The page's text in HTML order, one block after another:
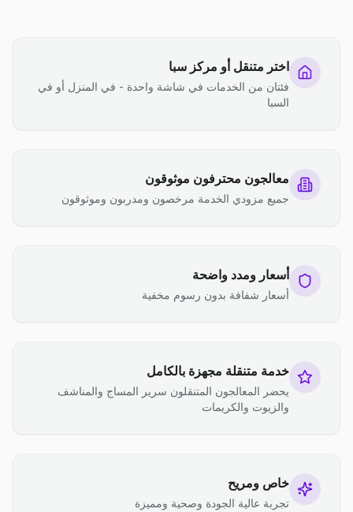
اختر متنقل أو مركز سبا
فئتان من الخدمات في شاشة واحدة - في المنزل أو في
السبا
معالجون محترفون موثوقون
جميع مزودي الخدمة مرخصون ومدربون وموثوقون
أسعار ومدد واضحة
أسعار شفافة بدون رسوم مخفية
خدمة متنقلة مجهزة بالكامل
يحضر المعالجون المتنقلون سرير المساج والمناشف
والزيوت والكريمات
خاص ومريح
تجربة عالية الجودة وصحية ومميزة